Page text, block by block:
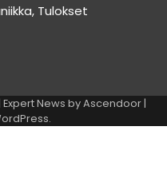
Tulokset
| Expert News byAscendoor|
.